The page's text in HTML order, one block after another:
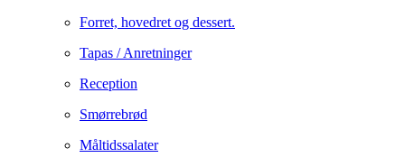
Forret, hovedret og dessert.
Tapas / Anretninger
Reception
Smørrebrød
Måltidssalater